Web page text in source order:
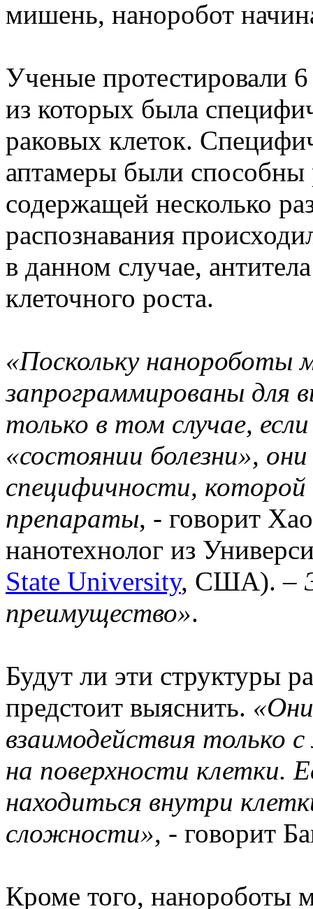
мишень, наноробот
Ученые протестировали
из которых была
раковых клеток.
аптамеры были способны
содержащей несколько
распознавания
в данном случае,
клеточного роста.
«Поскольку нанороботы
запрограммированы для
только в том случае,
«состоянии болезни»,
специфичности, которой
препараты, - говорит
нанотехнолог из
State University, США). –
преимущество».
Будут ли эти структуры
предстоит выяснить.
взаимодействия только
на поверхности клетки.
находиться внутри
сложности», - говорит
Кроме того, нанороботы